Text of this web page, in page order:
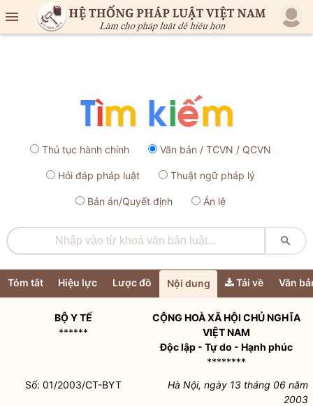

Thủ tục hành chính Văn bản / TCVN / QCVN
Hỏi đáp pháp luật Thuật ngữ pháp lý
Bản án/Quyết định Án lệ

Tóm tắt Hiệu lực Lược đồ Nội dung Tải về Văn
BỘ Y TẾ
******
CỘNG HOÀ XÃ HỘI CHỦ NGHĨA
VIỆT NAM
Độc lập - Tự do - Hạnh phúc
********
Số: 01/2003/CT-BYT
Hà Nội, ngày 13 tháng 06 năm
2003